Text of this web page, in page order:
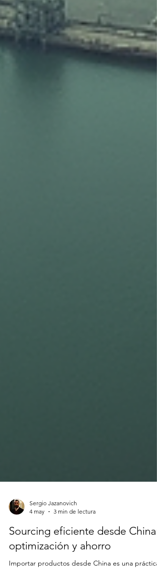
4 may
3 min de lectura
Sourcing eficiente desde China:
optimización y ahorro